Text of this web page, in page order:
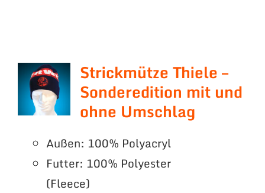
Strickmütze Thiele –
Sonderedition mit und
ohne Umschlag
Außen: 100% Polyacryl
Futter: 100% Polyester
(Fleece)